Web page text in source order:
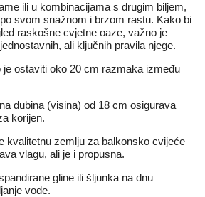
ili u kombinacijama s drugim biljem,
svom snažnom i brzom rastu. Kako bi
raskošne cvjetne oaze, važno je
ali ključnih pravila njege.
je ostaviti oko 20 cm razmaka između
dubina (visina) od 18 cm osigurava
korijen.
kvalitetnu zemlju za balkonsko cvijeće
vlagu, ali je i propusna.
gline ili šljunka na dnu
vode.